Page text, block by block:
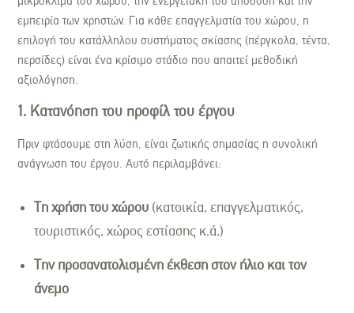
εμπειρία των χρηστών. Για κάθε επαγγελματία του χώρου, η
επιλογή του κατάλληλου συστήματος σκίασης (πέργκολα, τέντα,
περσίδες) είναι ένα κρίσιμο στάδιο που απαιτεί μεθοδική
αξιολόγηση.
1. Κατανόηση του προφίλ του έργου
Πριν φτάσουμε στη λύση, είναι ζωτικής σημασίας η συνολική
ανάγνωση του έργου. Αυτό περιλαμβάνει:
Τη χρήση του χώρου(κατοικία, επαγγελματικός,
τουριστικός, χώρος εστίασης κ.ά.)
Την προσανατολισμένη έκθεση στον ήλιο και τον
άνεμο